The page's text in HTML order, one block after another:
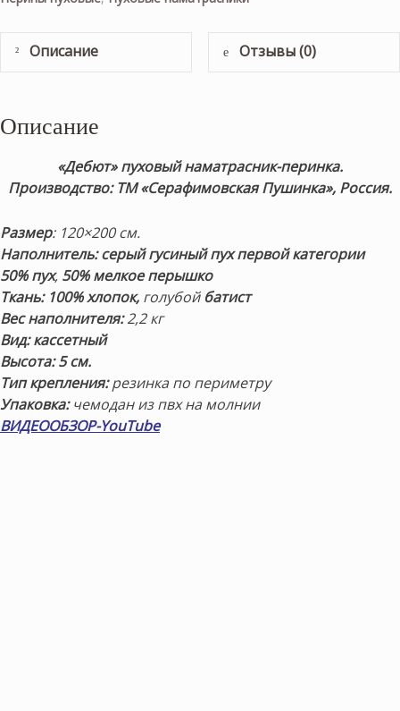
Описание Отзывы (0)
Описание
«Дебют» пуховый наматрасник-перинка.
Производство: ТМ «Серафимовская Пушинка», Россия.
Размер: 120×200 см.
Наполнитель: серый гусиный пух первой категории
50% пух, 50% мелкое перышко
Ткань: 100% хлопок, голубойбатист
Вес наполнителя:2,2 кг
Вид: кассетный
Высота: 5 см.
Тип крепления:резинка по периметру
Упаковка:чемодан из пвх на молнии
ВИДЕООБЗОР-YouTube